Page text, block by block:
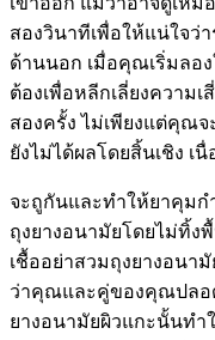
สองวินาทีเพื่อให้แน่ใจว่
ด้านนอก เมื่อคุณเริ่มลอ
ต้องเพื่อหลีกเลี่ยงความเ
สองครั้ง ไม่เพียงแต่คุณ
ยังไม่ได้ผลโดยสิ้นเชิง เ
จะถูกันและทำให้ยาคุม
ถุงยางอนามัยโดยไม่ทิ้ง
เชื้ออย่าสวมถุงยางอนา
ว่าคุณและคู่ของคุณปลอ
ยางอนามัยผิวแกะนั้นทำ